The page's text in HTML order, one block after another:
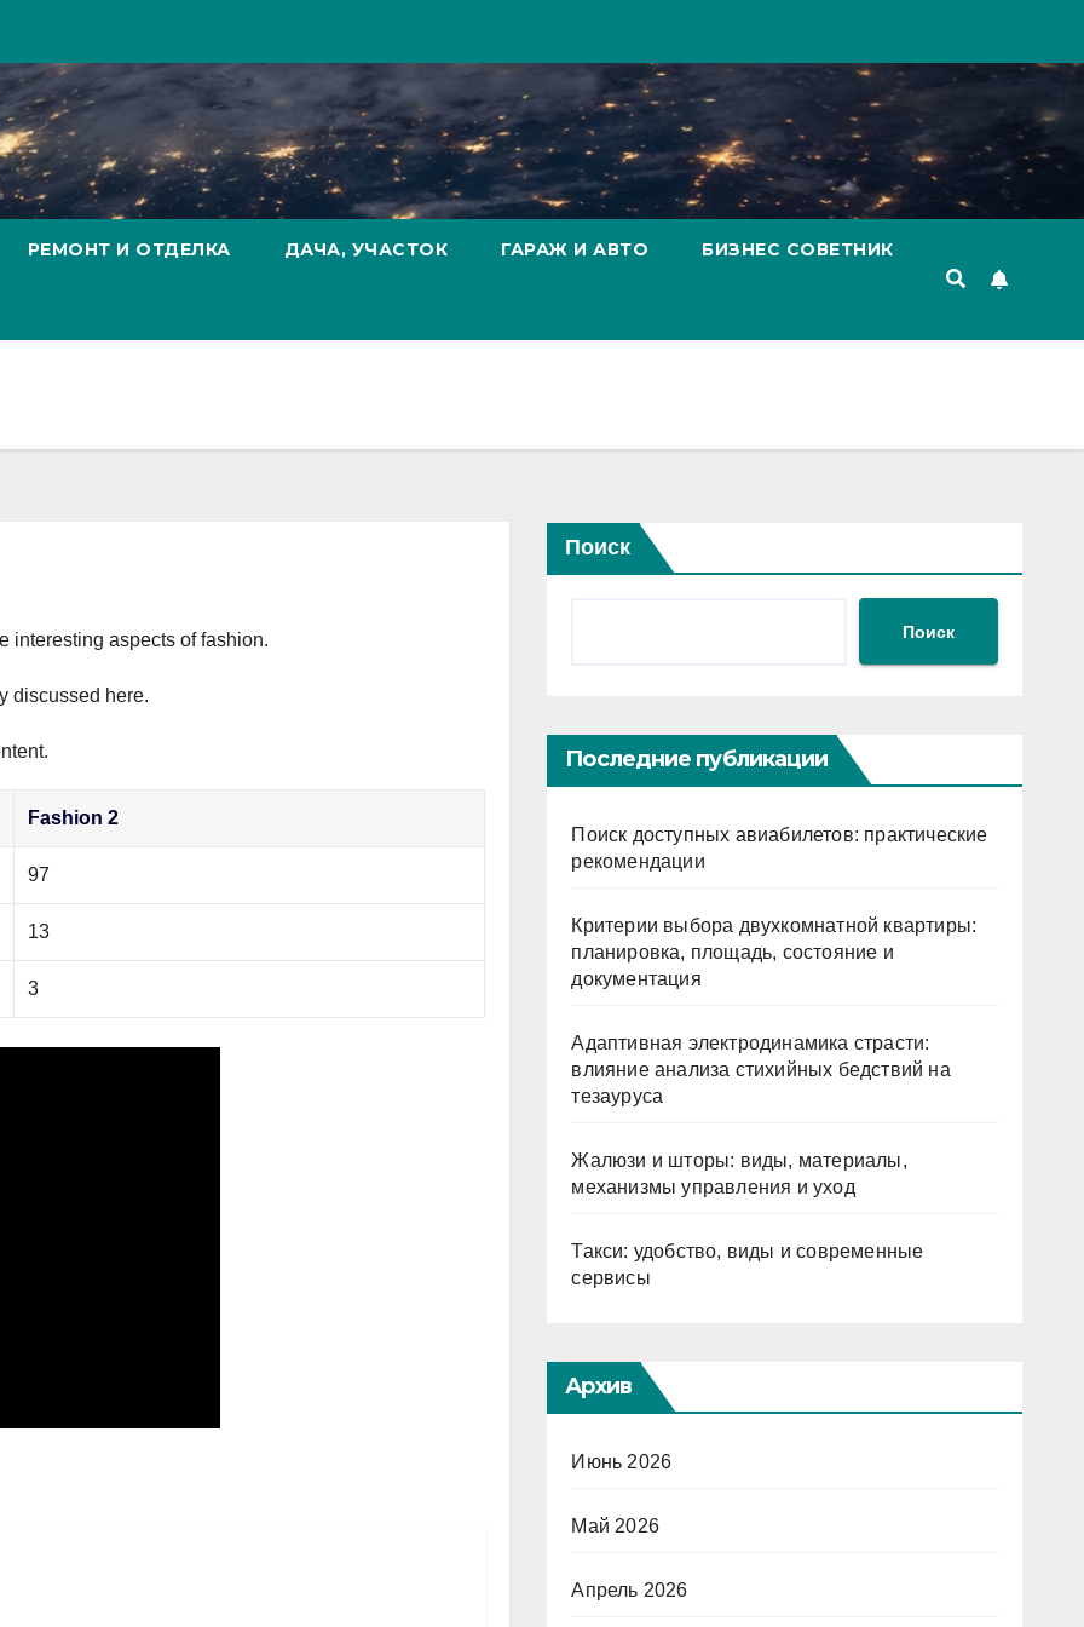
РЕМОНТ И ОТДЕЛКА ДАЧА, УЧАСТОК ГАРАЖ И АВТО БИЗНЕС СОВЕТНИК
interesting aspects of fashion.
discussed here.
Fashion 2
97
13
3
Поиск
Поиск
Последние публикации
Поиск доступных авиабилетов: практические
рекомендации
Критерии выбора двухкомнатной квартиры:
планировка, площадь, состояние и
документация
Адаптивная электродинамика страсти:
влияние анализа стихийных бедствий на
тезауруса
Жалюзи и шторы: виды, материалы,
механизмы управления и уход
Такси: удобство, виды и современные
сервисы
Архив
Июнь 2026
Май 2026
Апрель 2026